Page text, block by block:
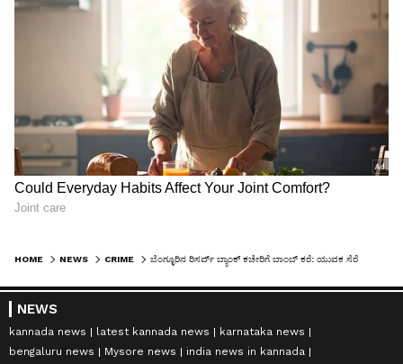
HOME NEWS CRIME ಬೆಂಗ್ಳೂರಿನ ರಿಸರ್ವ್‌ ಬ್ಯಾಂಕ್‌ ಕಚೇರಿಗೆ ಬಾಂಬ್‌ ಕರೆ: ಯುವಕ ಸೆರೆ
NEWS
kannada news latest kannada news
karnataka news
bengaluru news
Mysore news
india news in kannada